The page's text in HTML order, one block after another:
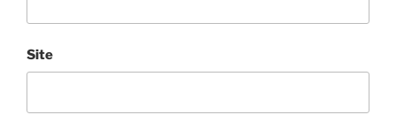
Site